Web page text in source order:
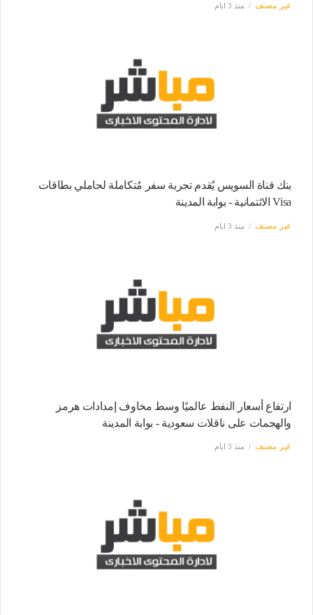
غير مصنف منذ 3 ايام
بنك قناة السويس يُقدم تجربة سفر مُتكاملة لحاملي بطاقات
Visa الائتمانية - بوابة المدينة
غير مصنف منذ 3 ايام
ارتفاع أسعار النفط عالميًا وسط مخاوف إمدادات هرمز
والهجمات على ناقلات سعودية - بوابة المدينة
غير مصنف منذ 3 ايام